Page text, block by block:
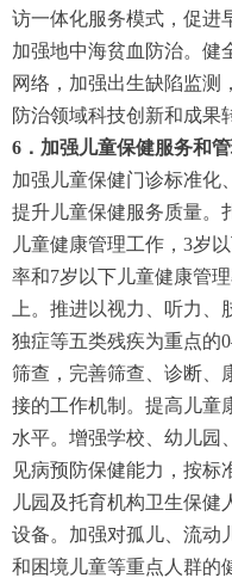
访一体化服务模式，促进
加强地中海贫血防治。健
网络，加强出生缺陷监测
防治领域科技创新和成果
6．加强儿童保健服务和
加强儿童保健门诊标准化
提升儿童保健服务质量。
儿童健康管理工作，3岁
率和7岁以下儿童健康管
上。推进以视力、听力、
独症等五类残疾为重点的
筛查，完善筛查、诊断、
接的工作机制。提高儿童
水平。增强学校、幼儿园
见病预防保健能力，按标
儿园及托育机构卫生保健
设备。加强对孤儿、流动
和困境儿童等重点人群的